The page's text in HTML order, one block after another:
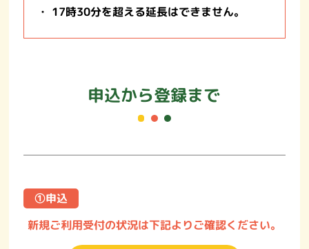
・ 17時30分を超える延長はできません。
申込から登録まで
➀申込
新規ご利用受付の状況は下記よりご確認ください。